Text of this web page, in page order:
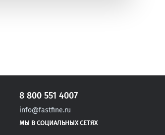
8 800 551 4007
info@fastfine.ru
МЫ В СОЦИАЛЬНЫХ СЕТЯХ